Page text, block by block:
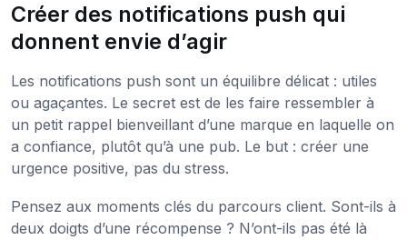
Créer des notifications push qui
donnent envie d’agir
Les notifications push sont un équilibre délicat : utiles
ou agaçantes. Le secret est de les faire ressembler à
un petit rappel bienveillant d’une marque en laquelle on
a confiance, plutôt qu’à une pub. Le but : créer une
urgence positive, pas du stress.
Pensez aux moments clés du parcours client. Sont-ils à
deux doigts d’une récompense ? N’ont-ils pas été là